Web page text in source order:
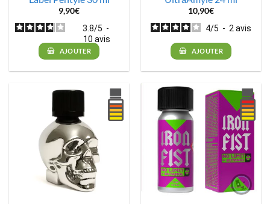
9,90€
3.8/5 -
10 avis
AJOUTER
10,90€
4/5 - 2 avis
AJOUTER